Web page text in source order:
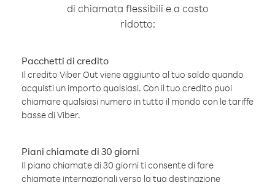
di chiamata flessibili e a costo
ridotto:
Pacchetti di credito
Il credito Viber Out viene aggiunto al tuo saldo quando
acquisti un importo qualsiasi. Con il tuo credito puoi
chiamare qualsiasi numero in tutto il mondo con le tariffe
basse di Viber.
Piani chiamate di 30 giorni
Il piano chiamate di 30 giorni ti consente di fare
chiamate internazionali verso la tua destinazione